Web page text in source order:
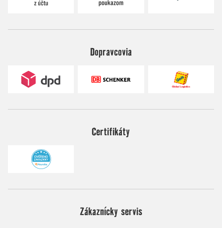
Dopravcovia
Certifikáty
Zákaznícky servis